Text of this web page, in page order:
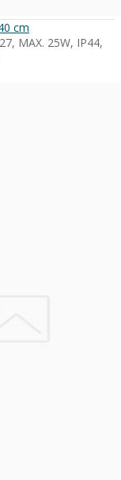
cm
MAX. 25W, IP44,